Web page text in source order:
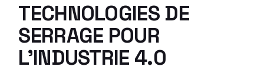
TECHNOLOGIES DE
SERRAGE POUR
L’INDUSTRIE 4.0